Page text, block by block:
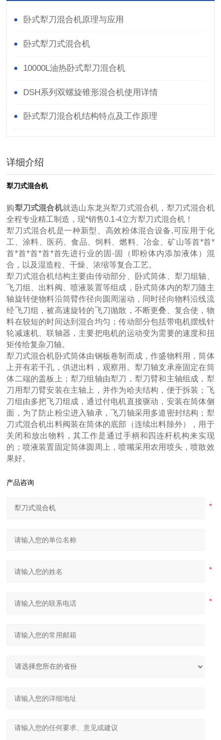
卧式犁刀混合机原理与应用
卧式犁刀式混合机
10000L油热卧式犁刀混合机
DSH系列双螺旋锥形混合机使用详情
卧式犁刀混合机结构特点及工作原理
详细介绍
犁刀式混合机
购犁刀式混合机就选山东龙兴犁刀式混合机，犁刀式混合机
全程专业精工制造，现*销售0.1-4立方犁刀式混合机！
犁刀式混合机是一种新型、高效粉体混合设备,可应用于化
工、涂料、医药、食品、饲料、燃料、冶金、矿山等首*首*
首*首*首*首*首先进行业的固-固（即粉体内添加液体）混
合，以及湿造粒、干燥、浓缩等复合工艺。
犁刀式混合机结构主要由传动部分、卧式筒体、犁刀组轴、
飞刀组、出料阀、喷液装置等组成，卧式筒体内的犁刀随主
轴旋转使物料沿筒臂作径向圆周湍动，同时径向物料沿线流
经飞刀组，被高速旋转的飞刀抛散，不断更叠、复合使，物
料在较短的时间达到混合均匀；传动部分包括带电机摆线针
轮减速机、联轴器，主要把电机的运动变为需要的速度和扭
矩传给复杂刀轴。
犁刀式混合机卧式筒体由钢板卷制而成，作盛物料用，筒体
上开有若干孔，供进出料，观察用。犁刀轴支承座固定在筒
体二端的盖板上；犁刀组轴由犁刀，犁刀臂和主轴组成，犁
刀用犁刀臂安装在主轴上，并作为哈夫结构，便于拆装；飞
刀组由多把飞刀组成，通过付电机直接驱动，安装在筒体侧
面，为了防止粉尘进入轴承，飞刀轴采用多道密封结构；犁
刀式混合机出料阀装在筒体的底部（连续出料除外），用于
关闭和放出物料，其工作是通过手柄和四连杆机构来实现
的；喷液装置固定筒体圆周上，喷嘴采用农用喷头，喷散效
果好。
产品咨询